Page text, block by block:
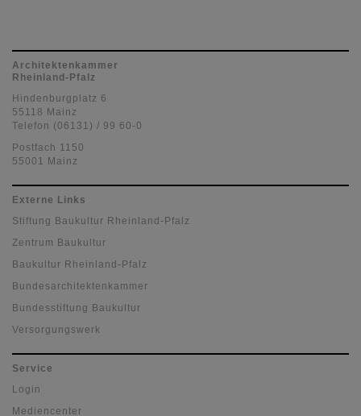
Architektenkammer
Rheinland-Pfalz
Hindenburgplatz 6
55118 Mainz
Telefon (06131) / 99 60-0
Postfach 1150
55001 Mainz
Externe Links
Stiftung Baukultur Rheinland-Pfalz
Zentrum Baukultur
Baukultur Rheinland-Pfalz
Bundesarchitektenkammer
Bundesstiftung Baukultur
Versorgungswerk
Service
Login
Mediencenter